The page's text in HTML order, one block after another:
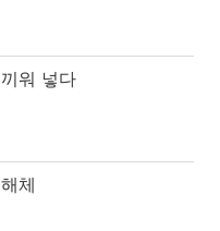
끼워 넣다
해체